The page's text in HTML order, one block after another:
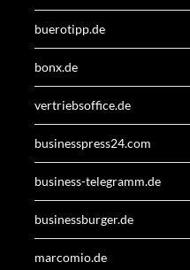
buerotipp.de
bonx.de
vertriebsoffice.de
businesspress24.com
business-telegramm.de
businessburger.de
marcomio.de